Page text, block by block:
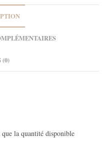
(0)
la quantité disponible